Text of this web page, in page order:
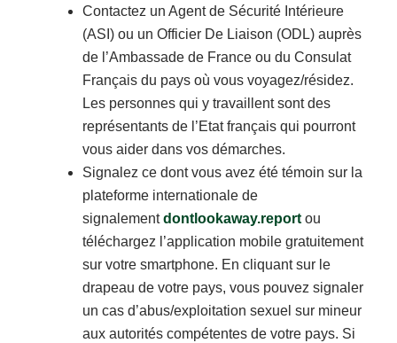
Contactez un Agent de Sécurité Intérieure
(ASI) ou un Officier De Liaison (ODL) auprès
de l’Ambassade de France ou du Consulat
Français du pays où vous voyagez/résidez.
Les personnes qui y travaillent sont des
représentants de l’Etat français qui pourront
vous aider dans vos démarches.
Signalez ce dont vous avez été témoin sur la
plateforme internationale de
signalementdontlookaway.report ou
téléchargez l’application mobile gratuitement
sur votre smartphone. En cliquant sur le
drapeau de votre pays, vous pouvez signaler
un cas d’abus/exploitation sexuel sur mineur
aux autorités compétentes de votre pays. Si